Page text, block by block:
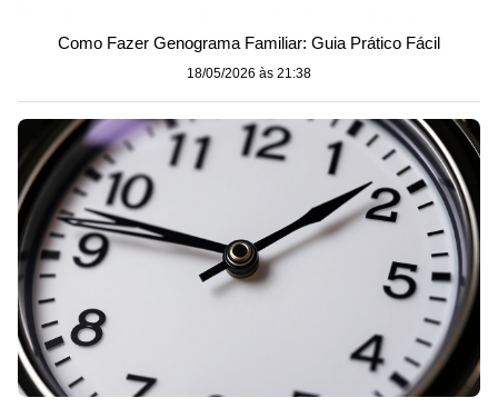
Como Fazer Genograma Familiar: Guia Prático Fácil
18/05/2026 às 21:38